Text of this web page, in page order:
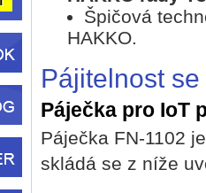
Špičová
HAKKO.
Pájitelnost
Páječka pro IoT
Páječka FN-1102
skládá se z níže